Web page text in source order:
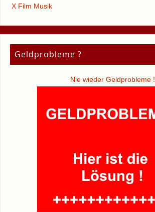
X Film Musik
Geldprobleme ?
Nie wieder Geldprobleme !